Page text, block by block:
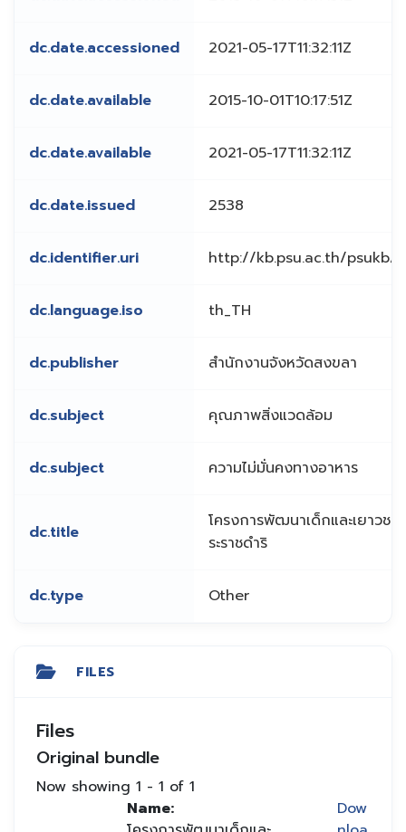
dc.date.accessioned 2021-05-17T11:32:11Z
dc.date.available 2015-10-01T10:17:51Z
dc.date.available 2021-05-17T11:32:11Z
dc.date.issued 2538
dc.identifier.uri http://kb.psu.ac.th/psukb/
dc.language.iso th_TH
dc.publisher สำนักงานจังหวัดสงขลา
dc.subject คุณภาพสิ่งแวดล้อม
dc.subject ความไม่มั่นคงทางอาหาร
dc.title
โครงการพัฒนาเด็กและเยาวช
ระราชดำริ
dc.type Other
FILES
Files
Original bundle
Now showing 1 - 1 of 1
Name:
Dow